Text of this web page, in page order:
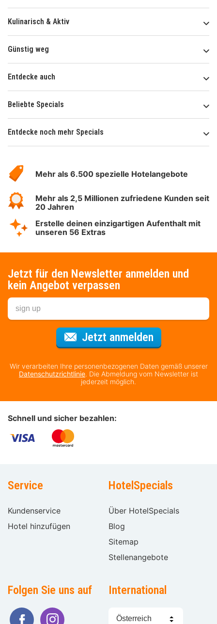
Kulinarisch & Aktiv
Günstig weg
Entdecke auch
Beliebte Specials
Entdecke noch mehr Specials
Hotelspecials
Mehr als 6.500 spezielle Hotelangebote
Mehr als 2,5 Millionen zufriedene Kunden seit
20 Jahren
Erstelle deinen einzigartigen Aufenthalt mit
unseren 56 Extras
Jetzt für den Newsletter anmelden und
kein Angebot verpassen
Jetzt anmeldenFür den
Wir verarbeiten Ihre personenbezogenen Daten gemäß unserer
Datenschutzrichtlinie. Die Abmeldung vom Newsletter ist
jederzeit möglich.
Schnell und sicher bezahlen:
Service
Kundenservice
Hotel hinzufügen
HotelSpecials
Über HotelSpecials
Blog
Sitemap
Stellenangebote
Folgen Sie uns auf International
Sprache